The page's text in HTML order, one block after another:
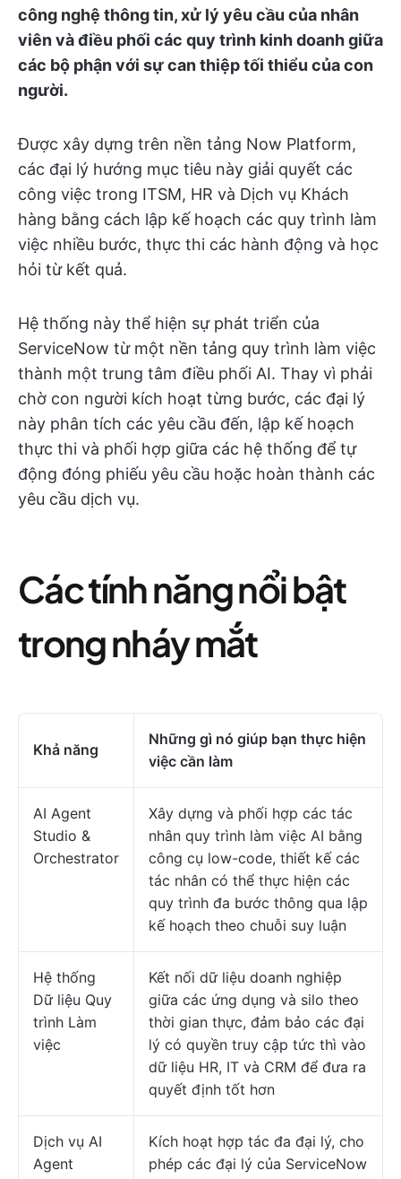
công nghệ thông tin, xử lý yêu cầu của nhân
viên và điều phối các quy trình kinh doanh giữa
các bộ phận với sự can thiệp tối thiểu của con
người.
Được xây dựng trên nền tảng Now Platform,
các đại lý hướng mục tiêu này giải quyết các
công việc trong ITSM, HR và Dịch vụ Khách
hàng bằng cách lập kế hoạch các quy trình làm
việc nhiều bước, thực thi các hành động và học
hỏi từ kết quả.
Hệ thống này thể hiện sự phát triển của
ServiceNow từ một nền tảng quy trình làm việc
thành một trung tâm điều phối AI. Thay vì phải
chờ con người kích hoạt từng bước, các đại lý
này phân tích các yêu cầu đến, lập kế hoạch
thực thi và phối hợp giữa các hệ thống để tự
động đóng phiếu yêu cầu hoặc hoàn thành các
yêu cầu dịch vụ.
Các tính năng nổi bật
trong nháy mắt
Khả năng
Những gì nó giúp bạn thực hiện
việc cần làm
AI Agent
Studio &
Orchestrator
Xây dựng và phối hợp các tác
nhân quy trình làm việc AI bằng
công cụ low-code, thiết kế các
tác nhân có thể thực hiện các
quy trình đa bước thông qua lập
kế hoạch theo chuỗi suy luận
Hệ thống
Dữ liệu Quy
trình Làm
việc
Kết nối dữ liệu doanh nghiệp
giữa các ứng dụng và silo theo
thời gian thực, đảm bảo các đại
lý có quyền truy cập tức thì vào
dữ liệu HR, IT và CRM để đưa ra
quyết định tốt hơn
Dịch vụ AI
Agent
Kích hoạt hợp tác đa đại lý, cho
phép các đại lý của ServiceNow